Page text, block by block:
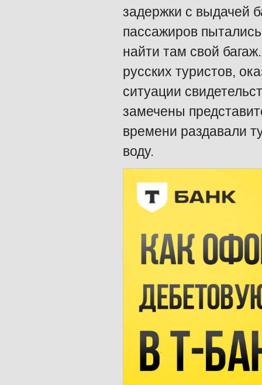
задержки с выдачей
пассажиров
найти там свой
русских туристов,
ситуации
замечены
времени раздавали
воду.